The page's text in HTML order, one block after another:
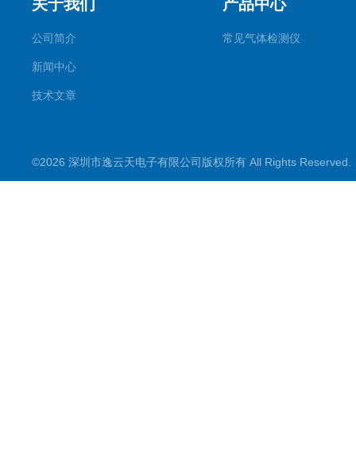
关于我们
公司简介
新闻中心
技术文章
产品中心
常见气体检测仪
©2026 深圳市逸云天电子有限公司版权所有 All Rights